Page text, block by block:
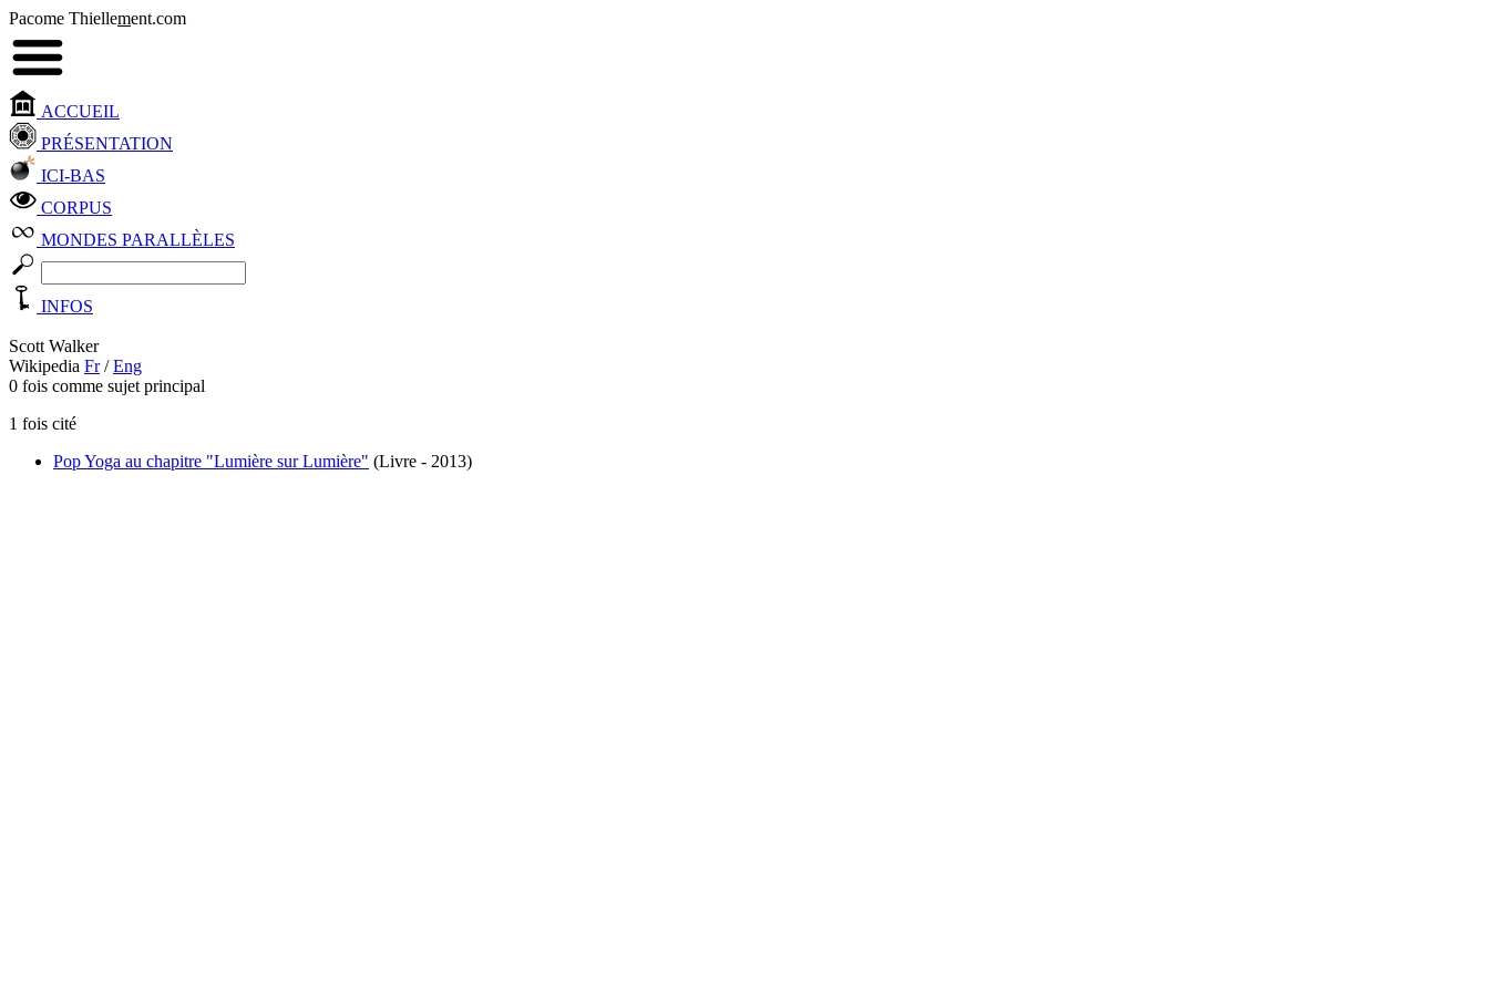
Pacome Thiellement.com
ACCUEIL
PRÉSENTATION
ICI-BAS
CORPUS
MONDES PARALLÈLES
INFOS
Scott Walker
Wikipedia Fr/Eng
0 fois comme sujet principal
1 fois cité
Pop Yoga au chapitre "Lumière sur Lumière" (Livre - 2013)